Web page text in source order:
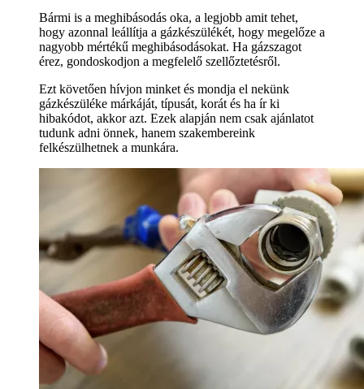
Bármi is a meghibásodás oka, a legjobb amit tehet,
hogy azonnal leállítja a gázkészülékét, hogy megelőze a
nagyobb mértékű meghibásodásokat. Ha gázszagot
érez, gondoskodjon a megfelelő szellőztetésről.
Ezt követően hívjon minket és mondja el nekünk
gázkészüléke márkáját, típusát, korát és ha ír ki
hibakódot, akkor azt. Ezek alapján nem csak ajánlatot
tudunk adni önnek, hanem szakembereink
felkészülhetnek a munkára.